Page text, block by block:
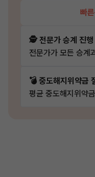
빠
🕵️ 전문가 승계 진행
전문가가 모든 승계
💣 중도해지위약금
평균 중도해지위약금